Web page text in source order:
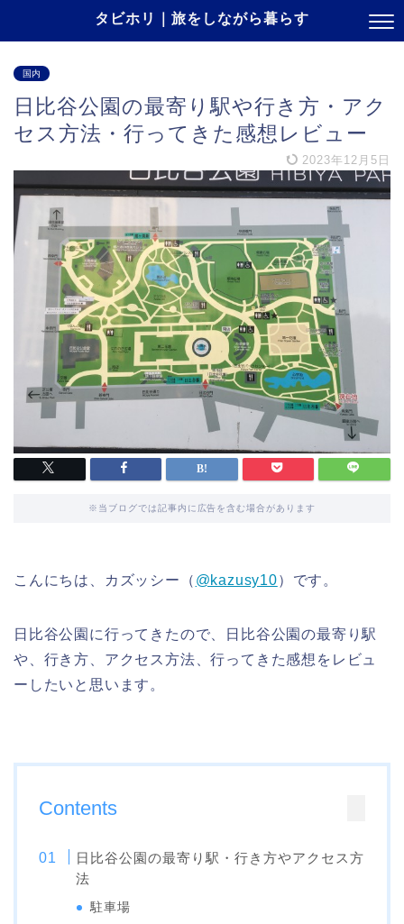
タビホリ｜旅をしながら暮らす
国内
日比谷公園の最寄り駅や行き方・アク
セス方法・行ってきた感想レビュー
2023年12月5日
※当ブログでは記事内に広告を含む場合があります
こんにちは、カズッシー（ @kazusy10）です。
日比谷公園に行ってきたので、日比谷公園の最寄り駅
や、行き方、アクセス方法、行ってきた感想をレビュ
ーしたいと思います。
Contents
日比谷公園の最寄り駅・行き方やアクセス方
法
駐車場